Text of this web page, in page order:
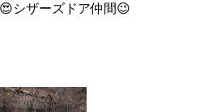
シザーズドア仲間😉